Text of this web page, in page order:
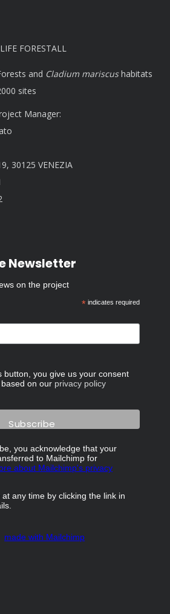
FORESTALL
and Cladium mariscushabitats
sites
Manager:
30125 VENEZIA
Newsletter
on the project
*indicates required
button, you give us your consent
on our privacy policy
you acknowledge that your
to Mailchimp for
about Mailchimp's privacy
any time by clicking the link in
made with Mailchimp